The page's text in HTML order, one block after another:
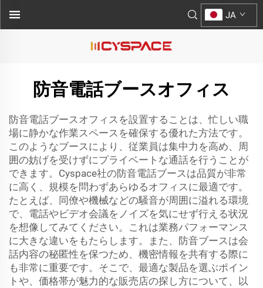
JA
防音電話ブースオフィス
防音電話ブースオフィスを設置することは、忙しい職
場に静かな作業スペースを確保する優れた方法です。
このようなブースにより、従業員は集中力を高め、周
囲の妨げを受けずにプライベートな通話を行うことが
できます。Cyspace社の防音電話ブースは品質が非常
に高く、規模を問わずあらゆるオフィスに最適です。
たとえば、同僚や機械などの騒音が周囲に溢れる環境
で、電話やビデオ会議をノイズを気にせず行える状況
を想像してみてください。これは業務パフォーマンス
に大きな違いをもたらします。また、防音ブースは会
話内容の秘匿性を保つため、機密情報を共有する際に
も非常に重要です。そこで、最適な製品を選ぶポイン
トや、価格帯が魅力的な販売店の探し方について、以